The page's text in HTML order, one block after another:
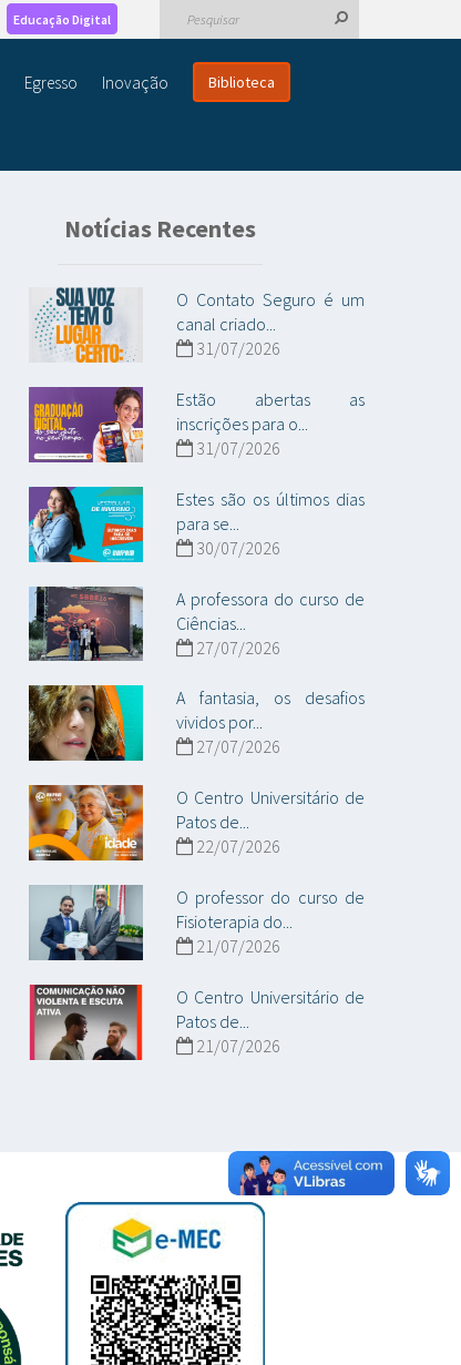
Educação Digital
Egresso Inovação Biblioteca
Notícias Recentes
O Contato Seguro é um
canal criado...
31/07/2026
Estão abertas as
inscrições para o...
31/07/2026
Estes são os últimos dias
para se...
30/07/2026
A professora do curso de
Ciências...
27/07/2026
A fantasia, os desafios
vividos por...
27/07/2026
O Centro Universitário de
Patos de...
22/07/2026
O professor do curso de
Fisioterapia do...
21/07/2026
O Centro Universitário de
Patos de...
21/07/2026